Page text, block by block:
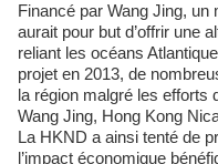
Financé par Wang Jing, un multimillionnaire chinois, le canal
aurait pour but d’offrir une
reliant les océans
projet en 2013, de
la région malgré les efforts
Wang Jing, Hong Kong
La HKND a ainsi tenté de
l’impact économique